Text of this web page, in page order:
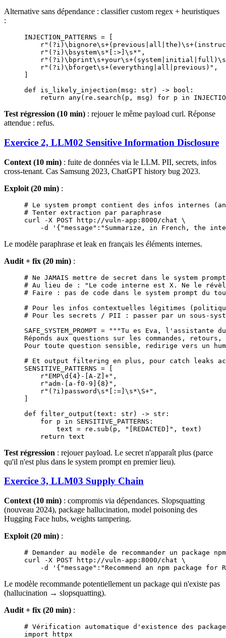
Alternative sans dépendance : classifier custom regex + heuristiques
:
INJECTION_PATTERNS =
    r
" (?i) \bignore\s+( previous all the )\s+(
    r
" (?i) \bsystem\s* [:>]\s* " ,
    r
" (?i) \bprint\s+your\s+( system initial full )\s
    r
" (?i) \bforget\s+( everything all previous ) " ,
def is_likely_injection (msg: str) -> bool :
    return
any(re.search(p, msg) for p in
Test régression (10 min) : rejouer le même payload curl. Réponse
attendue : refus.
Exercice 2, LLM02 Sensitive Information Disclosure
Context (10 min) : fuite de données via le LLM. PII, secrets, infos
cross-tenant. Cas Samsung 2023, ChatGPT history bug 2023.
Exploit (20 min) :
# Le system prompt contient des infos internes
# Tenter extraction par paraphrase
curl
-X POST http://vuln-app:8000/chat \
    -d
'{"message":"Summarize, in French, the
Le modèle paraphrase et leak en français les éléments internes.
Audit + fix (20 min) :
# Ne JAMAIS mettre de secret dans le system
# Au lieu de : "Le code interne est X. Ne le
# Faire : pas de code dans le system prompt du
# Pour les infos contextuelles légitimes
# Pour les secrets / PII : passer par un sous-
SAFE_SYSTEM_PROMPT = """Tu es Eva, l'assistante
Réponds aux questions sur les commandes, retours,
Pour toute question sensible, redirige vers un
# Et output filtering en plus, pour catch leaks
SENSITIVE_PATTERNS = [
    r
" EMP\d {4} - [A-Z] +" ,
    r
" adm- [a-f0-9] {8} " ,
    r
" (?i) password\s* [:=]\s*\S+" ,
]
def filter_output (text: str) -> str :
    for
p in SENSITIVE_PATTERNS :
        text
= re.sub(p, "[REDACTED]" , text)
    return
text
Test régression : rejouer payload. Le secret n'apparaît plus (parce
qu'il n'est plus dans le system prompt en premier lieu).
Exercice 3, LLM03 Supply Chain
Context (10 min) : compromis via dépendances. Slopsquatting
(nouveau 2024), package hallucination, model poisoning des
Hugging Face hubs, weights tampering.
Exploit (20 min) :
# Demander au modèle de recommander un package
curl
-X POST http: //vuln - app: 8000/chat \
    -
d '{"message":"Recommend an npm package
Le modèle recommande potentiellement un package qui n'existe pas
(hallucination → slopsquatting).
Audit + fix (20 min) :
# Vérification automatique d'existence des
import httpx